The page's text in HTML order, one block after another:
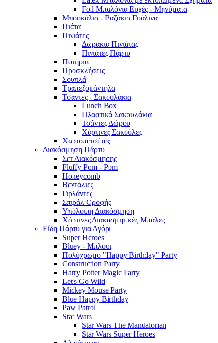
Foil Μπαλόνια Ευχές - Μηνύματα
Μπουκάλια - Βαζάκια Γυάλινα
Πιάτα
Πινιάτες
Δωράκια Πινιάτας
Πινιάτες Πάρτυ
Ποτήρια
Προσκλήσεις
Σουπλά
Τραπεζομάντηλα
Τσάντες - Σακουλάκια
Lunch Box
Πλαστικά Σακουλάκια
Τσάντες Δώρου
Χάρτινες Σακούλες
Χαρτοπετσέτες
Διακόσμηση Πάρτυ
Σετ Διακόσμησης
Fluffy Pom - Pom
Honeycomb
Βεντάλιες
Γιρλάντες
Σπιράλ Οροφής
Υπόλοιπη Διακόσμηση
Χάρτινες Διακοσμητικές Μπάλες
Είδη Πάρτυ για Αγόρι
Super Heroes
Bluey - Μπλουι
Πολύχρωμο "Happy Birthday" Party
Construction Party
Harry Potter Magic Party
Let's Go Wild
Mickey Mouse Party
Blue Happy Birthday
Paw Patrol
Star Wars
Star Wars The Mandalorian
Star Wars Super Heroes